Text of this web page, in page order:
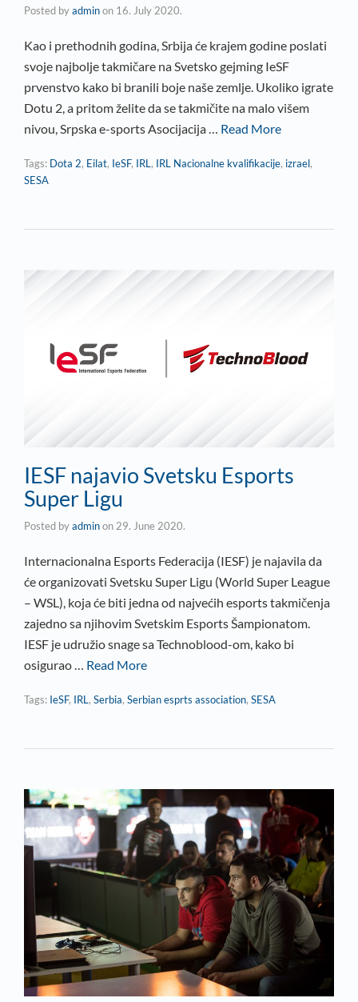
Posted byadminon 16. July 2020.
Kao i prethodnih godina, Srbija će krajem godine poslati
svoje najbolje takmičare na Svetsko gejming IeSF
prvenstvo kako bi branili boje naše zemlje. Ukoliko igrate
Dotu 2, a pritom želite da se takmičite na malo višem
nivou, Srpska e-sports Asocijacija … Read More
Tags: Dota 2, Eilat, IeSF, IRL, IRL Nacionalne kvalifikacije, izrael,
SESA
IESF najavio Svetsku Esports
Super Ligu
Posted byadminon29. June 2020.
Internacionalna Esports Federacija (IESF) je najavila da
će organizovati Svetsku Super Ligu (World Super League
– WSL), koja će biti jedna od najvećih esports takmičenja
zajedno sa njihovim Svetskim Esports Šampionatom.
IESF je udružio snage sa Technoblood-om, kako bi
osigurao … Read More
Tags: IeSF, IRL, Serbia, Serbian esprts association, SESA